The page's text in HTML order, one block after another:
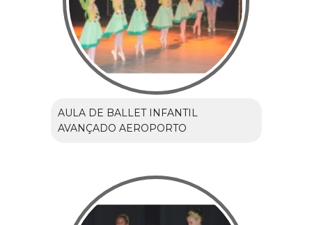
AULA DE BALLET INFANTIL
AVANÇADO AEROPORTO